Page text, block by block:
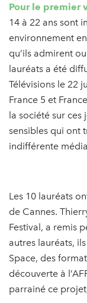
Pour le premier
14 à 22 ans sont
environnement
qu’ils admirent
lauréats a été
Télévisions le 22
France 5 et
la société sur ces
sensibles qui ont
indifférente
Les 10 lauréats
de Cannes.
Festival, a remis
autres lauréats,
Space, des
découverte à
parrainé ce